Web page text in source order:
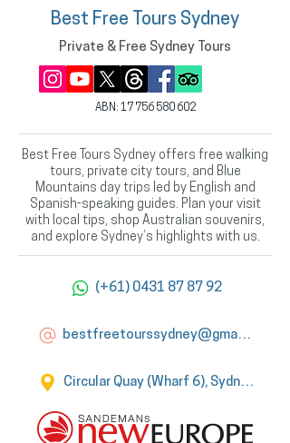
Best Free Tours Sydney
Private & Free Sydney Tours
ABN: 17 756 580 602
Best Free Tours Sydney offers free walking
tours, private city tours, and Blue
Mountains day trips led by English and
Spanish-speaking guides. Plan your visit
with local tips, shop Australian souvenirs,
and explore Sydney’s highlights with us.
(+61) 0431 87 87 92
bestfreetourssydney@gmail.com
Circular Quay (Wharf 6), Sydney